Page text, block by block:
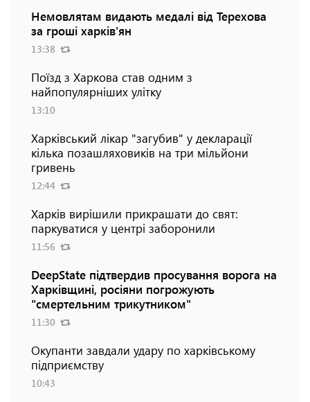
Немовлятам видають медалі від Терехова
за гроші харків'ян
13:38
Поїзд з Харкова став одним з
найпопулярніших улітку
13:10
Харківський лікар "загубив" у декларації
кілька позашляховиків на три мільйони
гривень
12:44
Харків вирішили прикрашати до свят:
паркуватися у центрі заборонили
11:56
DeepState підтвердив просування ворога на
Харківщині, росіяни погрожують
"смертельним трикутником"
11:30
Окупанти завдали удару по харківському
підприємству
10:43